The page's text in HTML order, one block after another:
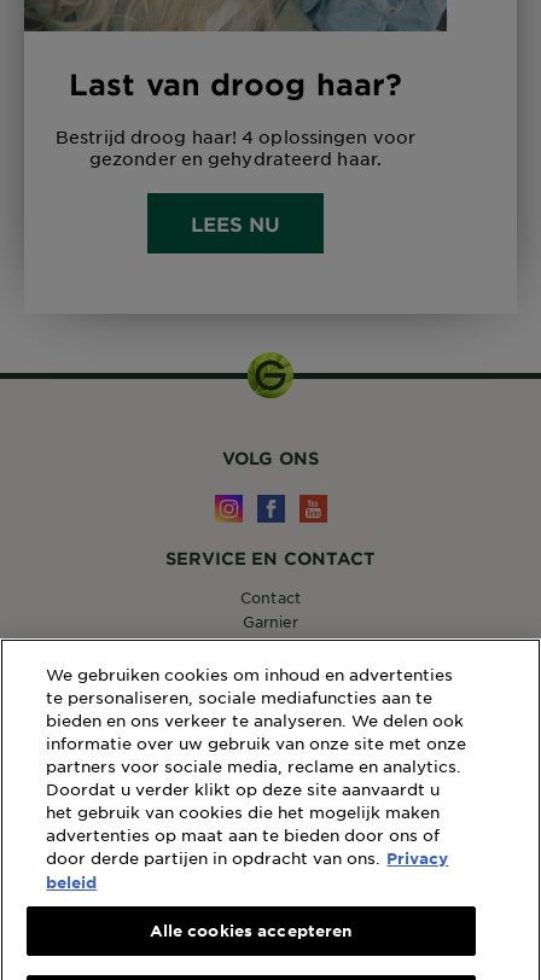
Last van droog haar?
Bestrijd droog haar! 4 oplossingen voor
gezonder en gehydrateerd haar.
LEES NU
WEBSITE LINKS
Sitemap
Wettelijke Bepalingen
Privacybeleid
Algemene Voorwaarden Reviews en Recensies
VOLG ONS
SERVICE EN CONTACT
Contact
Garnier
14, RUE ROYALE 75008 PARIS
[email protected]
We gebruiken cookies om inhoud en advertenties
te personaliseren, sociale mediafuncties aan te
bieden en ons verkeer te analyseren. We delen ook
informatie over uw gebruik van onze site met onze
partners voor sociale media, reclame en analytics.
Doordat u verder klikt op deze site aanvaardt u
het gebruik van cookies die het mogelijk maken
advertenties op maat aan te bieden door ons of
door derde partijen in opdracht van ons.
Privacy
beleid
Alle cookies accepteren